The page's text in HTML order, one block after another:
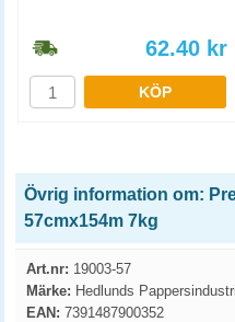
62.40 kr
KÖP
Övrig information om:
57cmx154m 7kg
Art.nr: 19003-57
Märke: Hedlunds Pappersindustri
EAN: 7391487900352